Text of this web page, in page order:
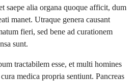
saepe alia organa quoque afficit, dum
manet. Utraque genera causant
fieri, sed bene ad curationem
sunt.
tractabilem esse, et multi homines
medica propria sentiunt. Pancreas